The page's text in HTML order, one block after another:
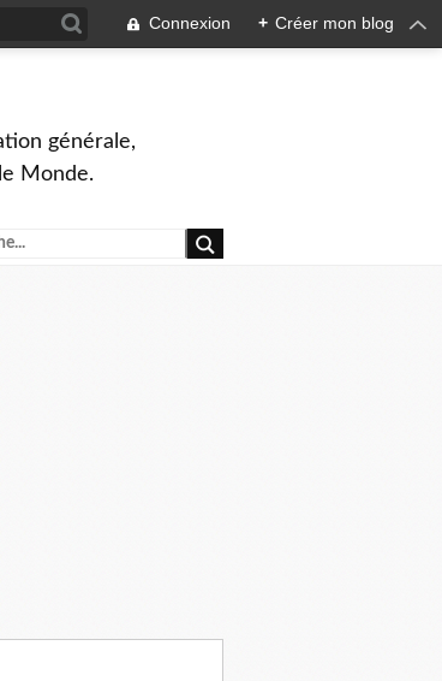
Connexion + Créer mon blog
générale,
Monde.